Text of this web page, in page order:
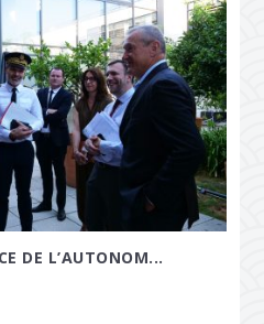
DE L’AUTONOM...